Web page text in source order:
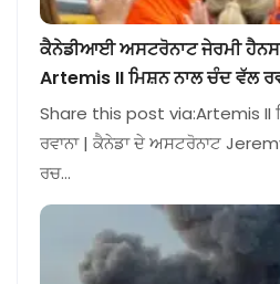
ਕੈਨੇਡੀਆਈ ਅਸਟਰੋਨਾਟ ਜੇਰਮੀ
Artemis II ਮਿਸ਼ਨ ਨਾਲ ਚੰਦ ਵੱਲ
Share this post via:Artemis II
ਰਵਾਨਾ | ਕੈਨੇਡਾ ਦੇ ਅਸਟਰੋਨਾਟ
ਰਚ…